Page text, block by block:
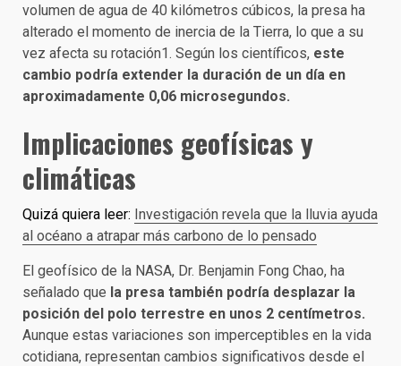
volumen de agua de 40 kilómetros cúbicos, la presa ha
alterado el momento de inercia de la Tierra, lo que a su
vez afecta su rotación1. Según los científicos, este
cambio podría extender la duración de un día en
aproximadamente 0,06 microsegundos.
Implicaciones geofísicas y
climáticas
Quizá quiera leer: Investigación revela que la lluvia ayuda
al océano a atrapar más carbono de lo pensado
El geofísico de la NASA, Dr. Benjamin Fong Chao, ha
señalado que la presa también podría desplazar la
posición del polo terrestre en unos 2 centímetros.
Aunque estas variaciones son imperceptibles en la vida
cotidiana, representan cambios significativos desde el